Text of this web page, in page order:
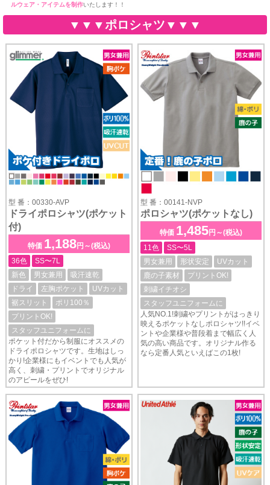
ルウェア・アイテムを制作いたします！！
▼▼▼ポロシャツ▼▼▼
型 番：00330-AVP
ドライポロシャツ(ポケット
付)
特価 1,188円～(税込)
36色
SS〜7L
新色
男女兼用
吸汗速乾
ドライ
左胸ポケット
UVカット
裾スリット
ポリ100％
プリントOK!
スタッフユニフォームに
ポケット付だから制服にオススメの
ドライポロシャツです。生地はしっ
かり!企業様にもイベントでも人気が
高く、刺繍・プリントでオリジナル
のアピールをぜひ!
型 番：00141-NVP
ポロシャツ(ポケットなし)
特価 1,485円～(税込)
11色
SS〜5L
男女兼用
形状安定
UVカット
鹿の子素材
プリントOK!
刺繍イチオシ
スタッフユニフォームに
人気NO.1!刺繍やプリントがはっきり
映えるポケットなしポロシャツ!!イベ
ントや企業様や普段着まで幅広く人
気の高い商品です。オリジナル作る
なら定番人気といえばこの1枚!